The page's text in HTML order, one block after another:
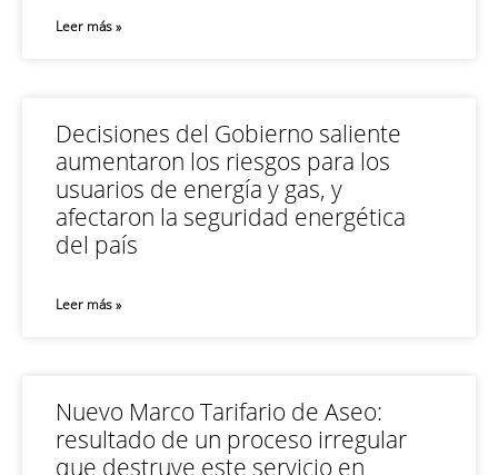
Leer más »
Decisiones del Gobierno saliente
aumentaron los riesgos para los
usuarios de energía y gas, y
afectaron la seguridad energética
del país
Leer más »
Nuevo Marco Tarifario de Aseo:
resultado de un proceso irregular
que destruye este servicio en